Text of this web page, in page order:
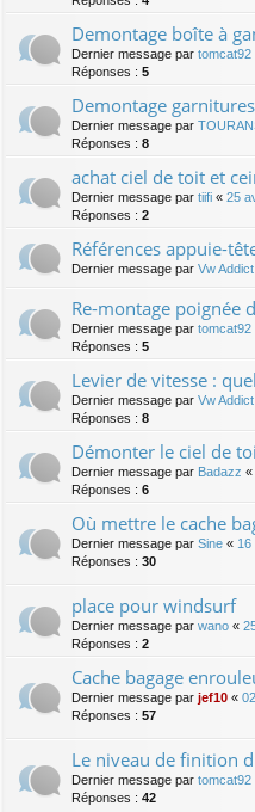
Demontage boîte à
Dernier message par tomcat92
Réponses : 5
Demontage
Dernier message par
Réponses : 8
achat ciel de toit et
Dernier message par tiifi « 25
Réponses : 2
Références appuie-
Dernier message par Vw
Re-montage poignée
Dernier message par tomcat92
Réponses : 5
Levier de vitesse :
Dernier message par Vw
Réponses : 8
Démonter le ciel de
Dernier message par Badazz «
Réponses : 6
Où mettre le cache
Dernier message par Sine « 16
Réponses : 30
place pour windsurf
Dernier message par wano «
Réponses : 2
Cache bagage
Dernier message par jef10 «
Réponses : 57
Le niveau de finition
Dernier message par tomcat92
Réponses : 42